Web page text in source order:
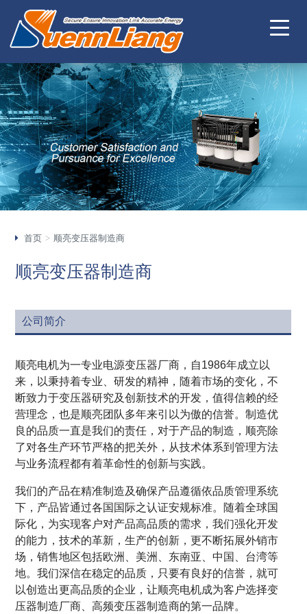
首页 顺亮变压器制造商
顺亮变压器制造商
公司简介
顺亮电机为一专业电源变压器厂商，自1986年成立以
来，以秉持着专业、研发的精神，随着市场的变化，不
断致力于变压器研究及创新技术的开发，值得信赖的经
营理念，也是顺亮团队多年来引以为傲的信誉。制造优
良的品质一直是我们的责任，对于产品的制造，顺亮除
了对各生产环节严格的把关外，从技术体系到管理方法
与业务流程都有着革命性的创新与实践。
我们的产品在精准制造及确保产品遵循依品质管理系统
下，产品皆通过各国国际之认证安规标准。随着全球国
际化，为实现客户对产品高品质的需求，我们强化开发
的能力，技术的革新，生产的创新，更不断拓展外销市
场，销售地区包括欧洲、美洲、东南亚、中国、台湾等
地。我们深信在稳定的品质，只要有良好的信誉，就可
以创造出更高品质的企业，让顺亮电机成为客户选择变
压器制造厂商、高频变压器制造商的第一品牌。